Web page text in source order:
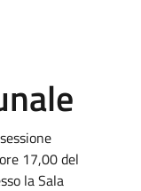
17,00 del
la Sala